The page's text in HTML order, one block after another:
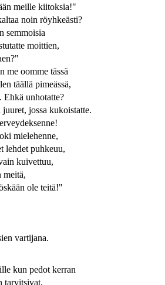
meille kiitoksia!"
noin röyhkeästi?
moittien,
oomme tässä
täällä pimeässä,
unhotatte?
jossa kukoistatte.
mielehenne,
puhkeuu,
kuivettuu,
ole teitä!"
vartijana.
kun pedot kerran